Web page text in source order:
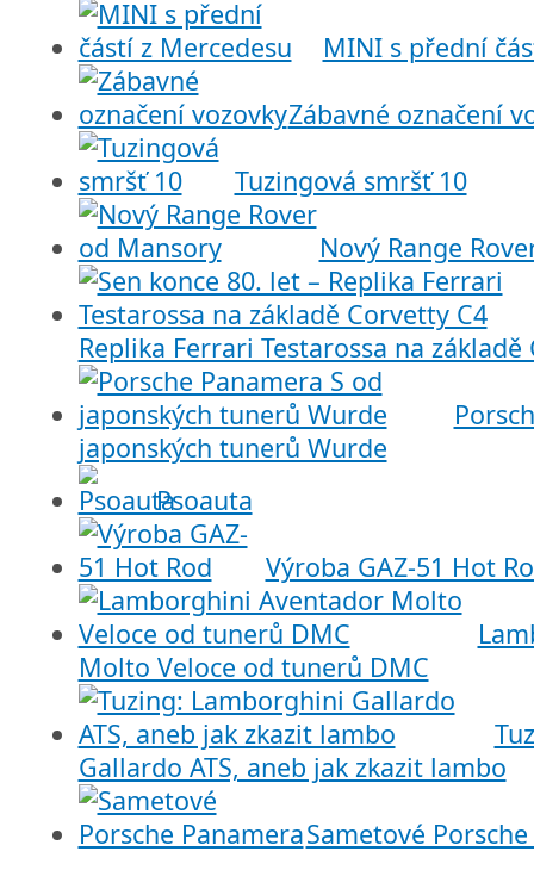
MINI s přední
Zábavné označení
Tuzingová smršť 10
Nový Range
Replika Ferrari Testarossa na základě
japonských tunerů Wurde
Psoauta
Výroba GAZ-51 Hot
Molto Veloce od tunerů DMC
Gallardo ATS, aneb jak zkazit lambo
Sametové